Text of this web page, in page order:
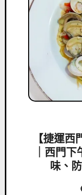
【捷運
｜西門
味、